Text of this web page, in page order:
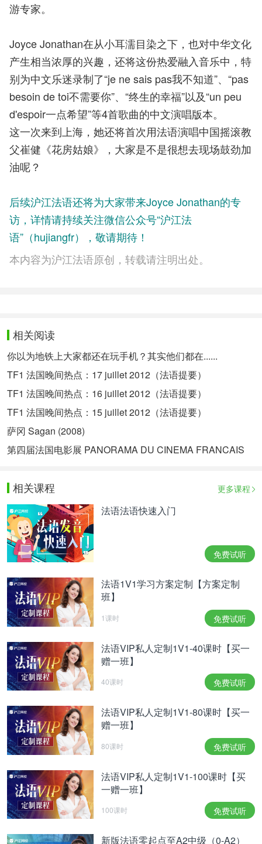
游专家。
Joyce Jonathan在从小耳濡目染之下，也对中华文化
产生相当浓厚的兴趣，还将这份热爱融入音乐中，特
别为中文乐迷录制了“je ne sais pas我不知道”、“pas
besoin de toi不需要你”、“终生的幸福”以及“un peu
d'espoir一点希望”等4首歌曲的中文演唱版本。
这一次来到上海，她还将首次用法语演唱中国摇滚教
父崔健《花房姑娘》，大家是不是很想去现场鼓劲加
油呢？
后续沪江法语还将为大家带来Joyce Jonathan的专
访，详情请持续关注微信公众号“沪江法
语”（hujiangfr），敬请期待！
本内容为沪江法语原创，转载请注明出处。
相关阅读
你以为地铁上大家都还在玩手机？其实他们都在......
TF1 法国晚间热点：17 juillet 2012（法语提要）
TF1 法国晚间热点：16 juillet 2012（法语提要）
TF1 法国晚间热点：15 juillet 2012（法语提要）
萨冈 Sagan (2008)
第四届法国电影展 PANORAMA DU CINEMA FRANCAIS
相关课程 更多课程
法语法语快速入门
免费试听
法语1V1学习方案定制【方案定制
班】
1课时 免费试听
法语VIP私人定制1V1-40课时【买一
赠一班】
40课时 免费试听
法语VIP私人定制1V1-80课时【买一
赠一班】
80课时 免费试听
法语VIP私人定制1V1-100课时【买
一赠一班】
100课时 免费试听
新版法语零起点至A2中级（0-A2）